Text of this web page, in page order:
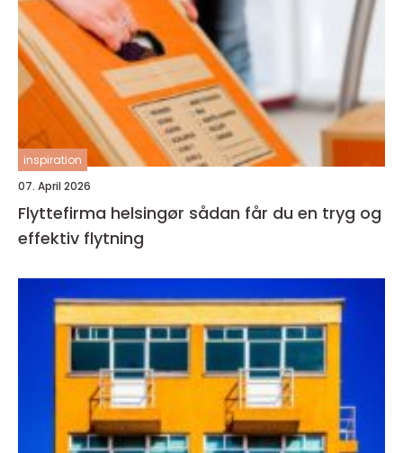
inspiration
07. April 2026
Flyttefirma helsingør sådan får du en tryg og
effektiv flytning